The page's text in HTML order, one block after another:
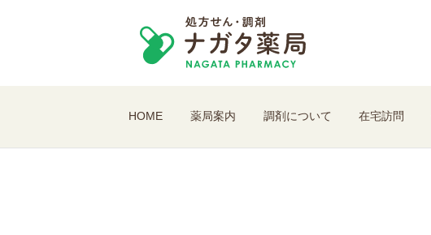
HOME 薬局案内 調剤について 在宅訪問